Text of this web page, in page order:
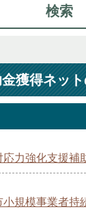
検索
獲得ネッ
力強化支援補
規模事業者持